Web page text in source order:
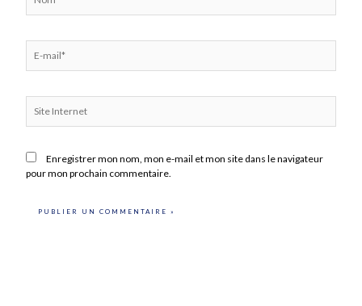
mail*
Internet
Enregistrer mon nom, mon e-mail et mon site dans le navigateur
pour mon prochain commentaire.